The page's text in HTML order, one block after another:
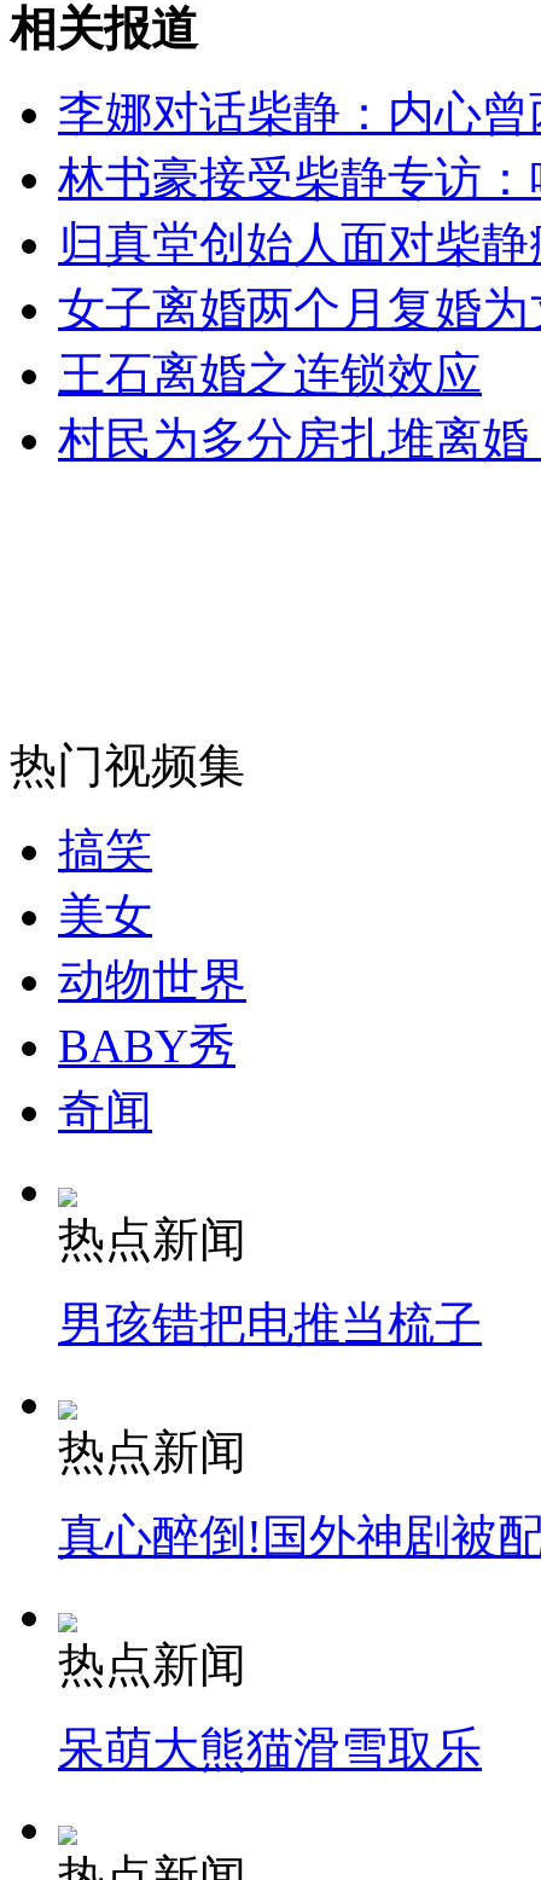
安徽一实载49人客车翻车
相关报道
李娜对话柴静：内心
林书豪接受柴静专访
归真堂创始人面对柴
女子离婚两个月复婚
王石离婚之连锁效应
村民为多分房扎堆离
热门视频集
搞笑
美女
动物世界
BABY秀
奇闻
热点新闻
男孩错把电推当梳子
热点新闻
真心醉倒!国外神剧被
热点新闻
呆萌大熊猫滑雪取乐